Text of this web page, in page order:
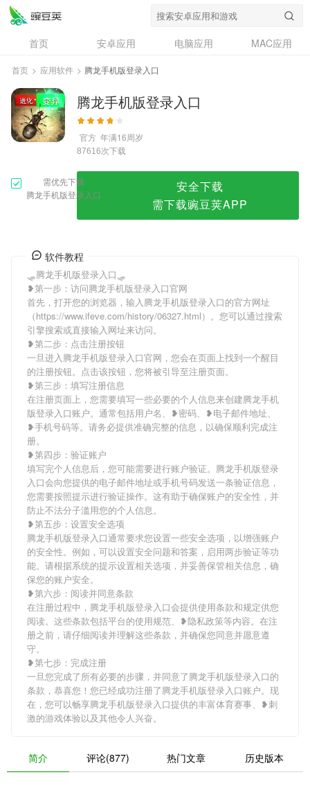
腾龙手机版登录入口
首页 安卓应用 电脑应用
MAC应用
资讯
专题
问答
首页 > 应用软件 > 腾龙手机版登录入口
腾龙手机版登录入口
官方 年满16周岁
87616次下载
需优先下载
腾龙手机版登录入口
安全下载
需下载豌豆荚APP
软件教程
🛷腾龙手机版登录入口🛷
❥第一步：访问腾龙手机版登录入口官网
首先，打开您的浏览器，输入腾龙手机版登录入口的官方网址
（https://www.ifeve.com/history/06327.html）。您可以通过搜索
引擎搜索或直接输入网址来访问。
❥第二步：点击注册按钮
一旦进入腾龙手机版登录入口官网，您会在页面上找到一个醒目
的注册按钮。点击该按钮，您将被引导至注册页面。
❥第三步：填写注册信息
在注册页面上，您需要填写一些必要的个人信息来创建腾龙手机
版登录入口账户。通常包括用户名、❥密码、❥电子邮件地址、
❥手机号码等。请务必提供准确完整的信息，以确保顺利完成注
册。
❥第四步：验证账户
填写完个人信息后，您可能需要进行账户验证。腾龙手机版登录
入口会向您提供的电子邮件地址或手机号码发送一条验证信息，
您需要按照提示进行验证操作。这有助于确保账户的安全性，并
防止不法分子滥用您的个人信息。
❥第五步：设置安全选项
腾龙手机版登录入口通常要求您设置一些安全选项，以增强账户
的安全性。例如，可以设置安全问题和答案，启用两步验证等功
能。请根据系统的提示设置相关选项，并妥善保管相关信息，确
保您的账户安全。
❥第六步：阅读并同意条款
在注册过程中，腾龙手机版登录入口会提供使用条款和规定供您
阅读。这些条款包括平台的使用规范、❥隐私政策等内容。在注
册之前，请仔细阅读并理解这些条款，并确保您同意并愿意遵
守。
❥第七步：完成注册
一旦您完成了所有必要的步骤，并同意了腾龙手机版登录入口的
条款，恭喜您！您已经成功注册了腾龙手机版登录入口账户。现
在，您可以畅享腾龙手机版登录入口提供的丰富体育赛事、❥刺
激的游戏体验以及其他令人兴奋。
简介 评论(877) 热门文章 历史版本